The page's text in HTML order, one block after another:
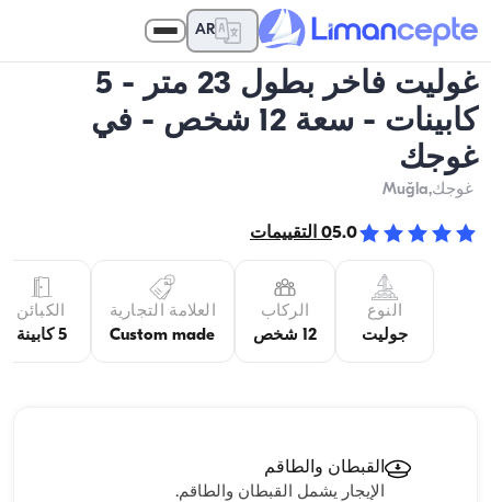
AR
غوليت فاخر بطول 23 متر - 5
كابينات - سعة 12 شخص - في
غوجك
غوجك,Muğla
5.0
0 التقييمات
النوع
جوليت
الركاب
12 شخص
العلامة التجارية
Custom made
الكبائن
5 كابينة
القبطان والطاقم
الإيجار يشمل القبطان والطاقم.